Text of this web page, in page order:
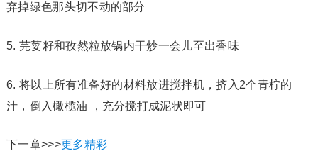
弃掉绿色那头切不动的部分
5. 芫荽籽和孜然粒放锅内干炒一会儿至出香味
6. 将以上所有准备好的材料放进搅拌机，挤入2个青柠的
汁，倒入橄榄油 ，充分搅打成泥状即可
下一章>>>更多精彩